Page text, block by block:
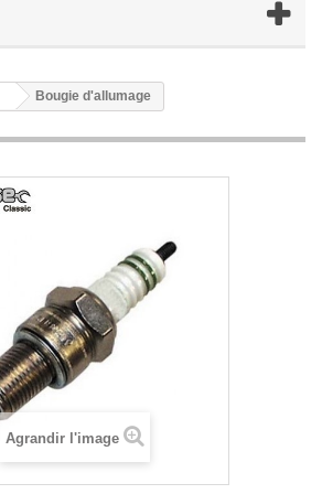
Bougie d'allumage
Agrandir l'image